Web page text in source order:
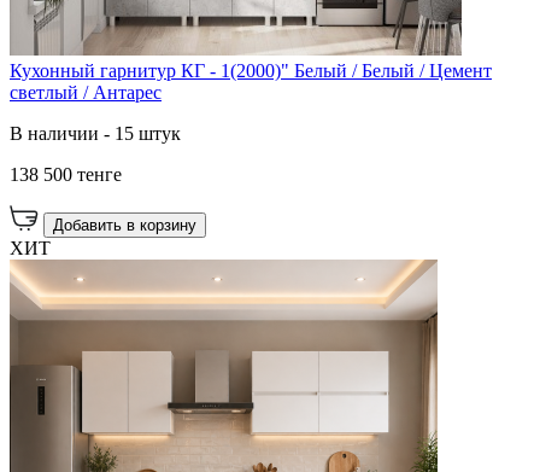
Кухонный гарнитур КГ - 1(2000)" Белый / Белый / Цемент
светлый / Антарес
В наличии - 15 штук
138 500 тенге
Добавить в корзину
ХИТ